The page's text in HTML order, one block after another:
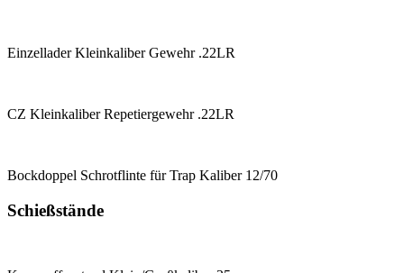
Einzellader Kleinkaliber Gewehr .22LR
CZ Kleinkaliber Repetiergewehr .22LR
Bockdoppel Schrotflinte für Trap Kaliber 12/70
Schießstände